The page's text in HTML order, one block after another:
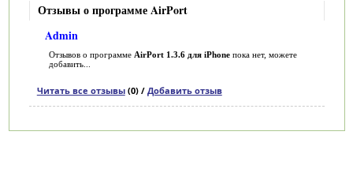
Отзывы о программе AirPort
Admin
Отзывов о программе AirPort 1.3.6 для iPhoneпока нет, можете
добавить...
Читать все отзывы(0) / Добавить отзыв